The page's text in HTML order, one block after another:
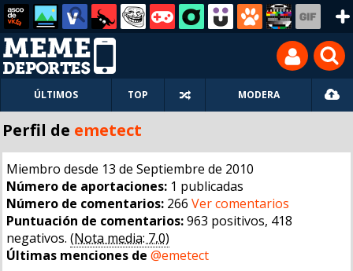
ÚLTIMOS TOP MODERA
Perfil de emetect
Miembro desde 13 de Septiembre de 2010
Número de aportaciones: 1 publicadas
Número de comentarios: 266 Ver comentarios
Puntuación de comentarios:963 positivos, 418
negativos. (Nota media: 7,0)
Últimas menciones de @emetect